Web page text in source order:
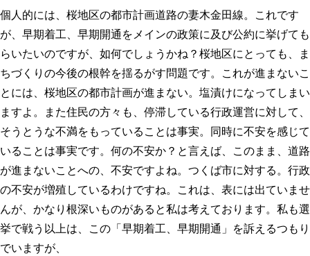
個人的には、桜地区の都市計画道路の妻木金田線。これです
が、早期着工、早期開通をメインの政策に及び公約に挙げても
らいたいのですが、如何でしょうかね？桜地区にとっても、ま
ちづくりの今後の根幹を揺るがす問題です。これが進まないこ
とには、桜地区の都市計画が進まない。塩漬けになってしまい
ますよ。また住民の方々も、停滞している行政運営に対して、
そうとうな不満をもっていることは事実。同時に不安を感じて
いることは事実です。何の不安か？と言えば、このまま、道路
が進まないことへの、不安ですよね。つくば市に対する。行政
の不安が増殖しているわけですね。これは、表には出ていませ
んが、かなり根深いものがあると私は考えております。私も選
挙で戦う以上は、この「早期着工、早期開通」を訴えるつもり
でいますが、